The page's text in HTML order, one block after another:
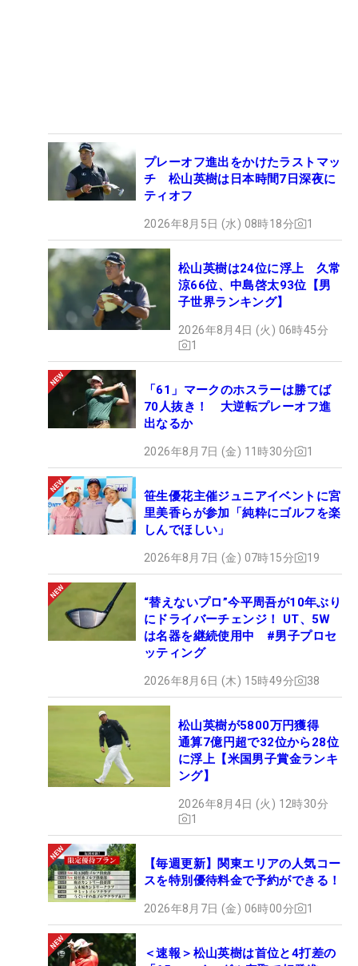
プレーオフ進出をかけたラストマッ
チ 松山英樹は日本時間7日深夜に
ティオフ
2026年8月5日 (水) 08時18分 1
松山英樹は24位に浮上 久常
涼66位、中島啓太93位【男
子世界ランキング】
2026年8月4日 (火) 06時45分
1
「61」マークのホスラーは勝てば
70人抜き！ 大逆転プレーオフ進
出なるか
2026年8月7日 (金) 11時30分 1
笹生優花主催ジュニアイベントに宮
里美香らが参加「純粋にゴルフを楽
しんでほしい」
2026年8月7日 (金) 07時15分 19
“替えないプロ”今平周吾が10年ぶり
にドライバーチェンジ！ UT、5W
は名器を継続使用中 #男子プロセ
ッティング
2026年8月6日 (木) 15時49分 38
松山英樹が5800万円獲得
通算7億円超で32位から28位
に浮上【米国男子賞金ランキ
ング】
2026年8月4日 (火) 12時30分
1
【毎週更新】関東エリアの人気コー
スを特別優待料金で予約ができる！
2026年8月7日 (金) 06時00分 1
＜速報＞松山英樹は首位と4打差の